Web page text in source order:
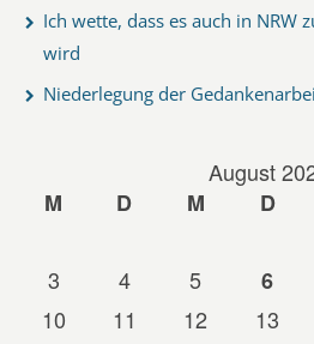
Ich wette, dass es auch in NRW
wird
Niederlegung der
August
M
D M D
3
4 5 6
10
11 12 13